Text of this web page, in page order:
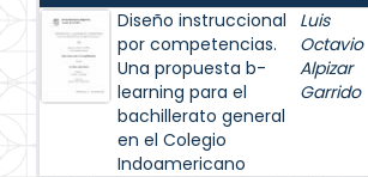
Diseño instruccional
por competencias.
Una propuesta b-
learning para el
bachillerato general
en el Colegio
Indoamericano
Luis
Octavio
Alpizar
Garrido